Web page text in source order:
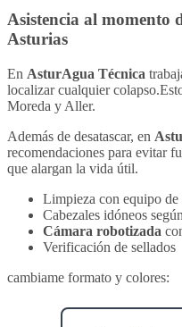
Asistencia al momento
Asturias
En AsturAgua Técnica
localizar cualquier
Moreda y Aller.
Además de desatascar, en
recomendaciones para evitar
que alargan la vida útil.
Limpieza con equipo de
Cabezales idóneos
Cámara robotizada
Verificación de sellados
cambiame formato y colores: